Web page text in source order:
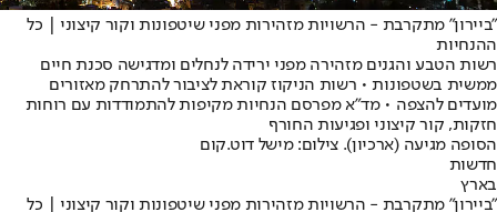
"ביירון" מתקרבת - הרשויות מזהירות מפני שיטפונות וקור קיצוני | כל
ההנחיות
רשות הטבע והגנים מזהירה מפני ירידה לנחלים ומדגישה סכנת חיים
ממשית בשטפונות • רשות הניקוז קוראת לציבור להתרחק מאזורים
מועדים להצפה • מד"א מפרסם הנחיות מקיפות להתמודדות עם רוחות
חזקות, קור קיצוני ופגיעות החורף
הסופה מגיעה (ארכיון). צילום: מישל דוט.קום
חדשות
בארץ
"ביירון" מתקרבת - הרשויות מזהירות מפני שיטפונות וקור קיצוני | כל